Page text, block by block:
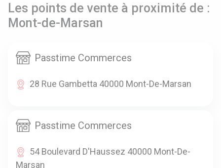
Les points de vente à proximité de :
Mont-de-Marsan
Passtime Commerces
28 Rue Gambetta 40000 Mont-De-Marsan
Passtime Commerces
54 Boulevard D'Haussez 40000 Mont-De-
Marsan